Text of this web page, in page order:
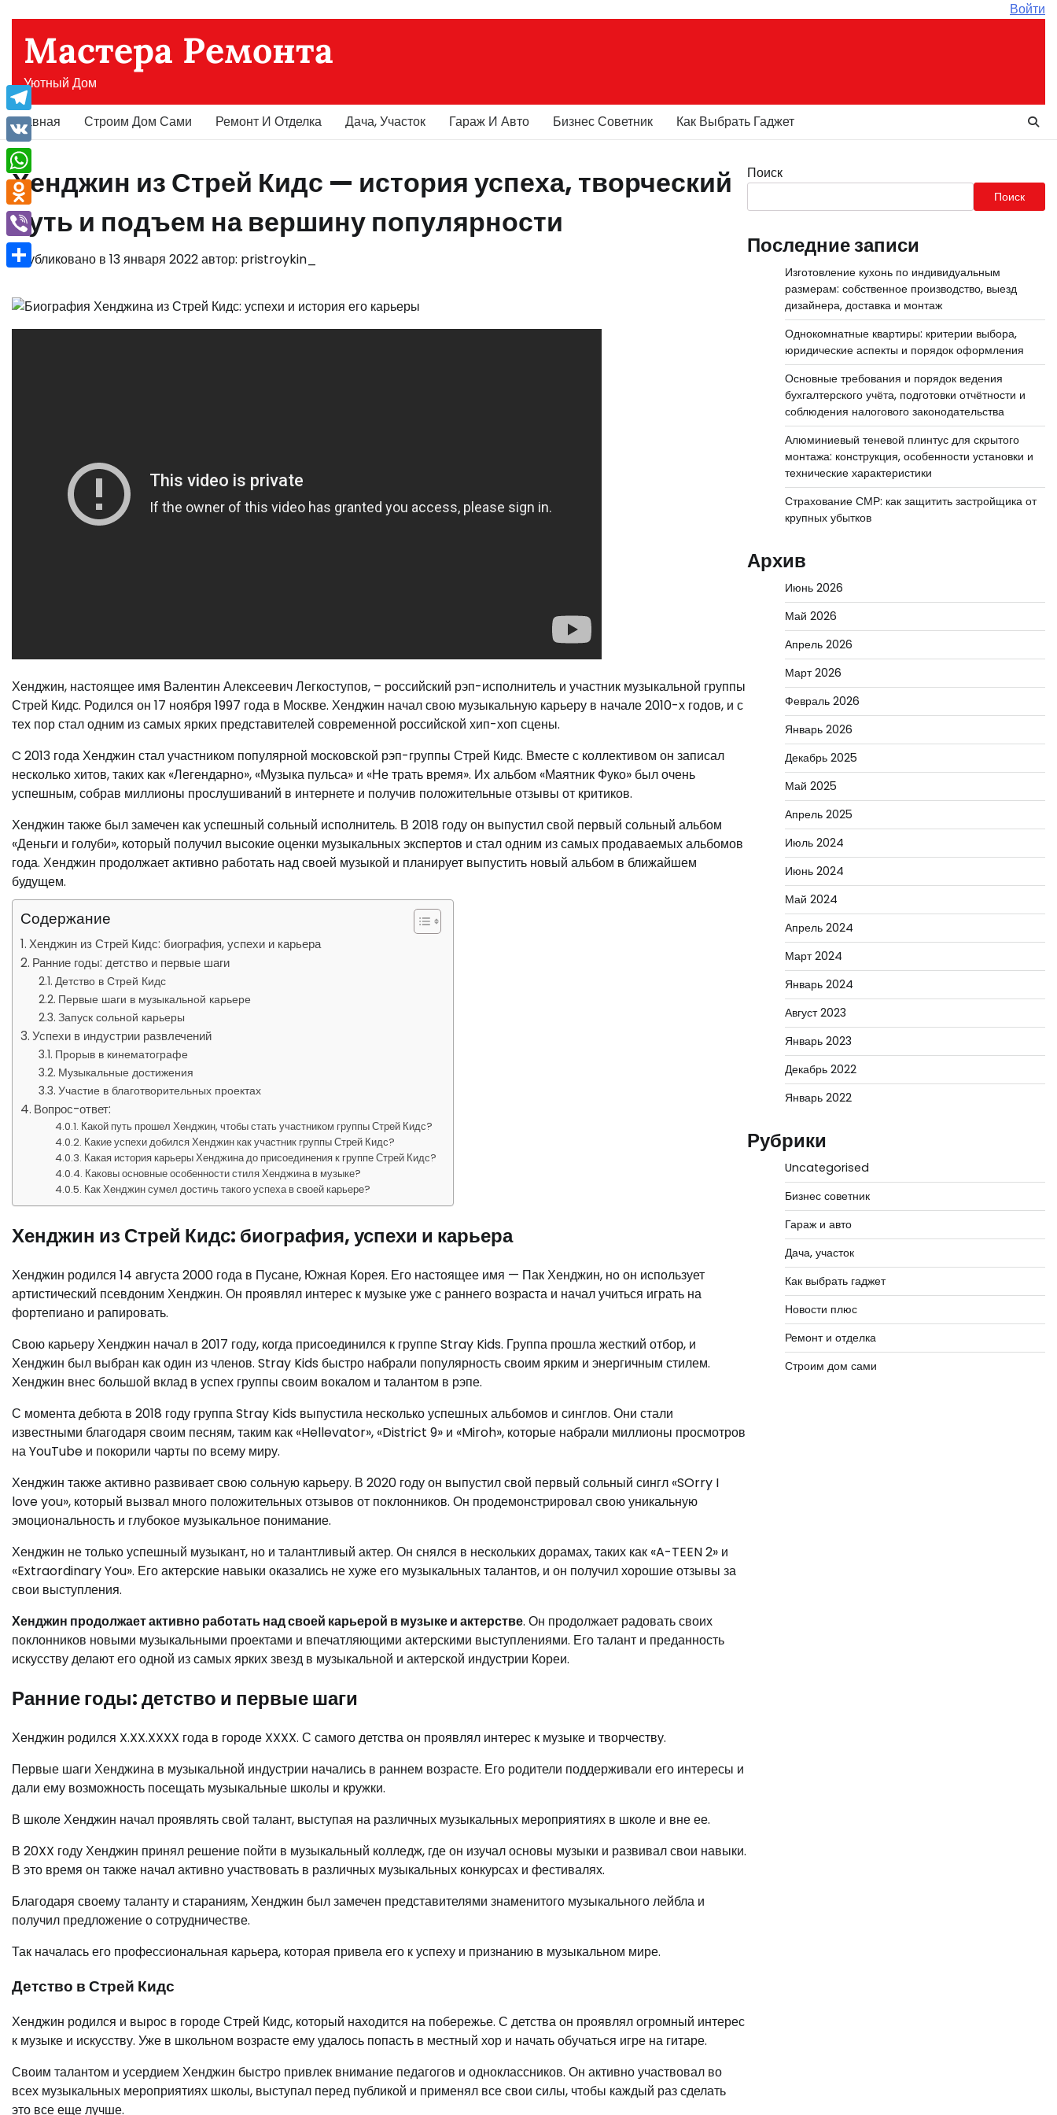
содержимому
Войти
Мастера Ремонта
Уютный Дом
Главная Строим Дом Сами Ремонт И Отделка Дача, Участок Гараж И Авто Бизнес Советник Как Выбрать Гаджет
Хенджин из Стрей Кидс — история успеха, творческий
путь и подъем на вершину популярности
Опубликовано в 13 января 2022автор: pristroykin_
Хенджин, настоящее имя Валентин Алексеевич Легкоступов, – российский рэп-исполнитель и участник музыкальной группы
Стрей Кидс. Родился он 17 ноября 1997 года в Москве. Хенджин начал свою музыкальную карьеру в начале 2010-х годов, и с
тех пор стал одним из самых ярких представителей современной российской хип-хоп сцены.
C 2013 года Хенджин стал участником популярной московской рэп-группы Стрей Кидс. Вместе с коллективом он записал
несколько хитов, таких как «Легендарно», «Музыка пульса» и «Не трать время». Их альбом «Маятник Фуко» был очень
успешным, собрав миллионы прослушиваний в интернете и получив положительные отзывы от критиков.
Хенджин также был замечен как успешный сольный исполнитель. В 2018 году он выпустил свой первый сольный альбом
«Деньги и голуби», который получил высокие оценки музыкальных экспертов и стал одним из самых продаваемых альбомов
года. Хенджин продолжает активно работать над своей музыкой и планирует выпустить новый альбом в ближайшем
будущем.
Содержание
Хенджин из Стрей Кидс: биография, успехи и карьера
Ранние годы: детство и первые шаги
Детство в Стрей Кидс
Первые шаги в музыкальной карьере
Запуск сольной карьеры
Успехи в индустрии развлечений
Прорыв в кинематографе
Музыкальные достижения
Участие в благотворительных проектах
Вопрос-ответ:
Какой путь прошел Хенджин, чтобы стать участником группы Стрей Кидс?
Какие успехи добился Хенджин как участник группы Стрей Кидс?
Какая история карьеры Хенджина до присоединения к группе Стрей Кидс?
Каковы основные особенности стиля Хенджина в музыке?
Как Хенджин сумел достичь такого успеха в своей карьере?
Хенджин из Стрей Кидс: биография, успехи и карьера
Хенджин родился 14 августа 2000 года в Пусане, Южная Корея. Его настоящее имя — Пак Хенджин, но он использует
артистический псевдоним Хенджин. Он проявлял интерес к музыке уже с раннего возраста и начал учиться играть на
фортепиано и рапировать.
Свою карьеру Хенджин начал в 2017 году, когда присоединился к группе Stray Kids. Группа прошла жесткий отбор, и
Хенджин был выбран как один из членов. Stray Kids быстро набрали популярность своим ярким и энергичным стилем.
Хенджин внес большой вклад в успех группы своим вокалом и талантом в рэпе.
С момента дебюта в 2018 году группа Stray Kids выпустила несколько успешных альбомов и синглов. Они стали
известными благодаря своим песням, таким как «Hellevator», «District 9» и «Miroh», которые набрали миллионы просмотров
на YouTube и покорили чарты по всему миру.
Хенджин также активно развивает свою сольную карьеру. В 2020 году он выпустил свой первый сольный сингл «SOrry I
love you», который вызвал много положительных отзывов от поклонников. Он продемонстрировал свою уникальную
эмоциональность и глубокое музыкальное понимание.
Хенджин не только успешный музыкант, но и талантливый актер. Он снялся в нескольких дорамах, таких как «A-TEEN 2» и
«Extraordinary You». Его актерские навыки оказались не хуже его музыкальных талантов, и он получил хорошие отзывы за
свои выступления.
Хенджин продолжает активно работать над своей карьерой в музыке и актерстве. Он продолжает радовать своих
поклонников новыми музыкальными проектами и впечатляющими актерскими выступлениями. Его талант и преданность
искусству делают его одной из самых ярких звезд в музыкальной и актерской индустрии Кореи.
Ранние годы: детство и первые шаги
Хенджин родился X.XX.XXXX года в городе XXXX. С самого детства он проявлял интерес к музыке и творчеству.
Первые шаги Хенджина в музыкальной индустрии начались в раннем возрасте. Его родители поддерживали его интересы и
дали ему возможность посещать музыкальные школы и кружки.
В школе Хенджин начал проявлять свой талант, выступая на различных музыкальных мероприятиях в школе и вне ее.
В 20XX году Хенджин принял решение пойти в музыкальный колледж, где он изучал основы музыки и развивал свои навыки.
В это время он также начал активно участвовать в различных музыкальных конкурсах и фестивалях.
Благодаря своему таланту и стараниям, Хенджин был замечен представителями знаменитого музыкального лейбла и
получил предложение о сотрудничестве.
Так началась его профессиональная карьера, которая привела его к успеху и признанию в музыкальном мире.
Детство в Стрей Кидс
Хенджин родился и вырос в городе Стрей Кидс, который находится на побережье. С детства он проявлял огромный интерес
к музыке и искусству. Уже в школьном возрасте ему удалось попасть в местный хор и начать обучаться игре на гитаре.
Своим талантом и усердием Хенджин быстро привлек внимание педагогов и одноклассников. Он активно участвовал во
всех музыкальных мероприятиях школы, выступал перед публикой и применял все свои силы, чтобы каждый раз сделать
это все еще лучше.
Поиск
Поиск
Последние записи
Изготовление кухонь по индивидуальным
размерам: собственное производство, выезд
дизайнера, доставка и монтаж
Однокомнатные квартиры: критерии выбора,
юридические аспекты и порядок оформления
Основные требования и порядок ведения
бухгалтерского учёта, подготовки отчётности и
соблюдения налогового законодательства
Алюминиевый теневой плинтус для скрытого
монтажа: конструкция, особенности установки и
технические характеристики
Страхование СМР: как защитить застройщика от
крупных убытков
Архив
Июнь 2026
Май 2026
Апрель 2026
Март 2026
Февраль 2026
Январь 2026
Декабрь 2025
Май 2025
Апрель 2025
Июль 2024
Июнь 2024
Май 2024
Апрель 2024
Март 2024
Январь 2024
Август 2023
Январь 2023
Декабрь 2022
Январь 2022
Рубрики
Uncategorised
Бизнес советник
Гараж и авто
Дача, участок
Как выбрать гаджет
Новости плюс
Ремонт и отделка
Строим дом сами
Telegram
VK
WhatsApp
Odnoklassniki
Viber